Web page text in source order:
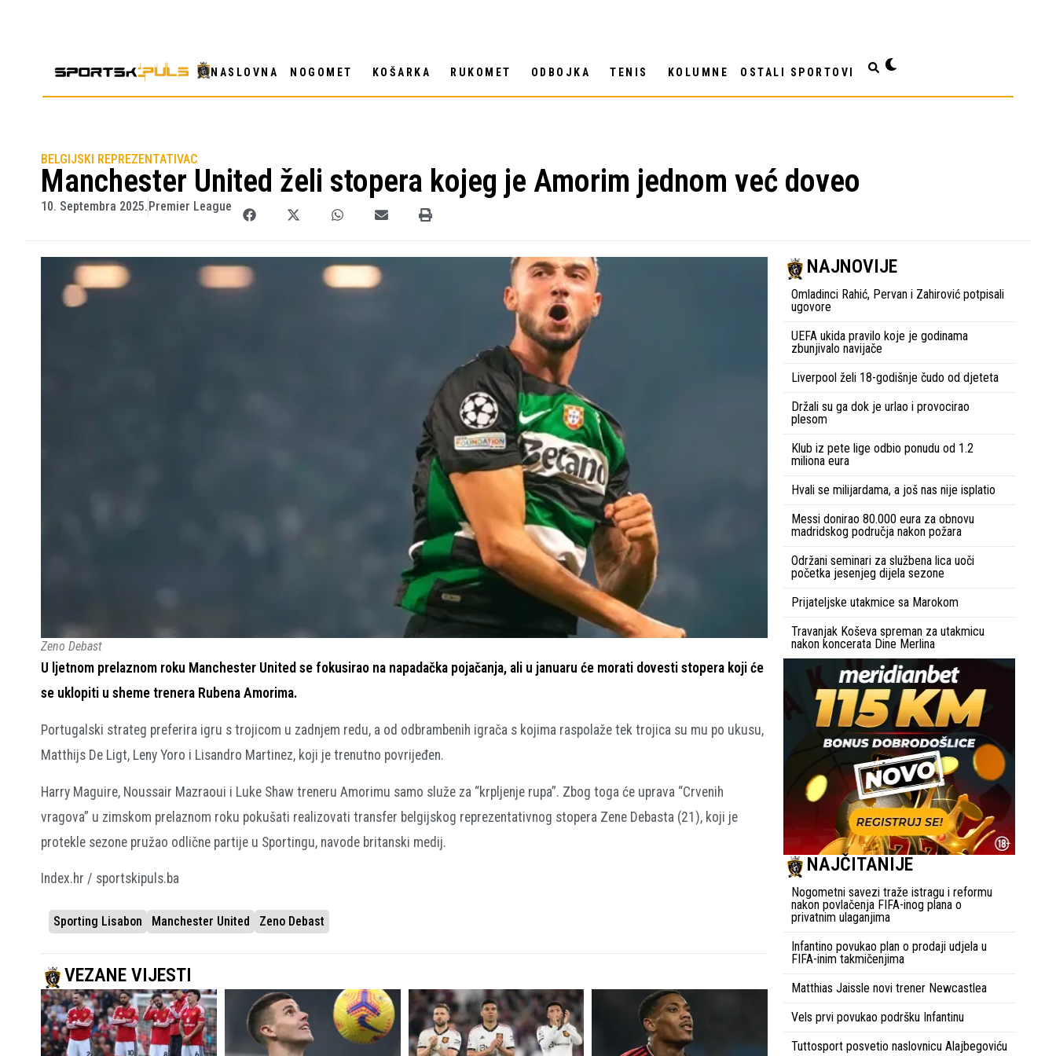
NASLOVNA NOGOMET KOŠARKA RUKOMET ODBOJKA TENIS KOLUMNE OSTALI SPORTOVI
BELGIJSKI REPREZENTATIVAC
Manchester United želi stopera kojeg je Amorim jednom već doveo
10. Septembra 2025. Premier League
Zeno Debast
U ljetnom prelaznom roku Manchester United se fokusirao na napadačka pojačanja, ali u januaru će morati dovesti stopera koji će
se uklopiti u sheme trenera Rubena Amorima.
Portugalski strateg preferira igru s trojicom u zadnjem redu, a od odbrambenih igrača s kojima raspolaže tek trojica su mu po ukusu,
Matthijs De Ligt, Leny Yoro i Lisandro Martinez, koji je trenutno povrijeđen.
Harry Maguire, Noussair Mazraoui i Luke Shaw treneru Amorimu samo služe za “krpljenje rupa”. Zbog toga će uprava “Crvenih
vragova” u zimskom prelaznom roku pokušati realizovati transfer belgijskog reprezentativnog stopera Zene Debasta (21), koji je
protekle sezone pružao odlične partije u Sportingu, navode britanski medij.
Index.hr / sportskipuls.ba
Sporting Lisabon Manchester United Zeno Debast
VEZANE VIJESTI
NAJNOVIJE
Omladinci Rahić, Pervan i Zahirović potpisali
ugovore
UEFA ukida pravilo koje je godinama
zbunjivalo navijače
Liverpool želi 18-godišnje čudo od djeteta
Držali su ga dok je urlao i provocirao
plesom
Klub iz pete lige odbio ponudu od 1.2
miliona eura
Hvali se milijardama, a još nas nije isplatio
Messi donirao 80.000 eura za obnovu
madridskog područja nakon požara
Održani seminari za službena lica uoči
početka jesenjeg dijela sezone
Prijateljske utakmice sa Marokom
Travanjak Koševa spreman za utakmicu
nakon koncerata Dine Merlina
NAJČITANIJE
Nogometni savezi traže istragu i reformu
nakon povlačenja FIFA-inog plana o
privatnim ulaganjima
Infantino povukao plan o prodaji udjela u
FIFA-inim takmičenjima
Matthias Jaissle novi trener Newcastlea
Vels prvi povukao podršku Infantinu
Tuttosport posvetio naslovnicu Alajbegoviću